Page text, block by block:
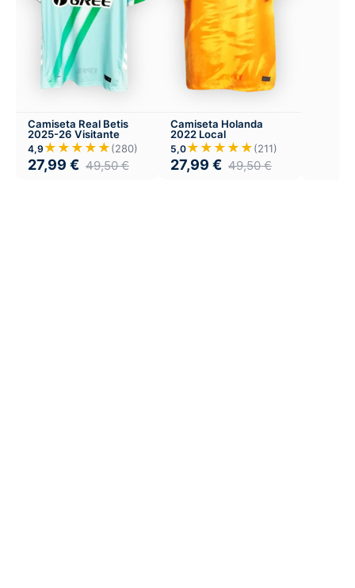
Camiseta Real Betis
2025-26 Visitante
4,9 ★★★★★(280)
27,99 € 49,50€
Camiseta Holanda
2022 Local
5,0★★★★★(211)
27,99 € 49,50€